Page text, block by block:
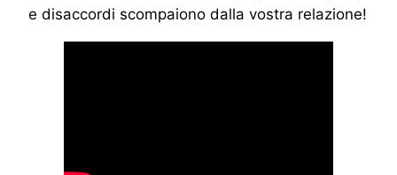
e disaccordi scompaiono dalla vostra relazione!